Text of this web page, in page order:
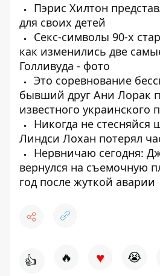
Пэрис Хилтон
для своих детей
Секс-символы 90-х
как изменились две
Голливуда - фото
Это соревнование
бывший друг Ани Лорак
известного украинского
Никогда не стесняйся
Линдси Лохан потерял
Нервничаю сегодня:
вернулся на съемочную
год после жуткой аварии
👍 🔥 ♥ 😭